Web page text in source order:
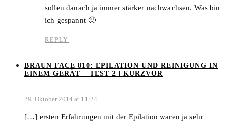
sollen danach ja immer stärker nachwachsen. Was bin
ich gespannt 🙂
REPLY
BRAUN FACE 810: EPILATION UND REINIGUNG IN
EINEM GERÄT – TEST 2 | KURZVOR
29. Oktober 2014 at 11:24
[…] ersten Erfahrungen mit der Epilation waren ja sehr